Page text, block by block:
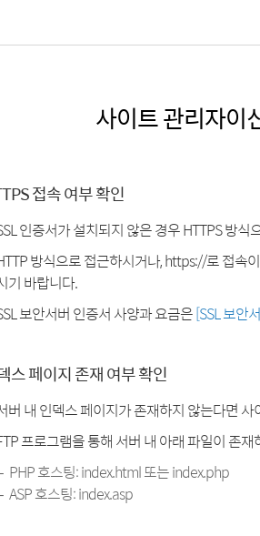
사이트 관리자이
접속 여부 확인
인증서가 설치되지 않은 경우 HTTPS 방식
방식으로 접근하시거나, https://로 접속
기 바랍니다.
보안서버 인증서 사양과 요금은[SSL 보안
스 페이지 존재 여부 확인
버 내 인덱스 페이지가 존재하지 않는다면
프로그램을 통해 서버 내 아래 파일이 존
PHP 호스팅: index.html 또는 index.php
ASP 호스팅: index.asp